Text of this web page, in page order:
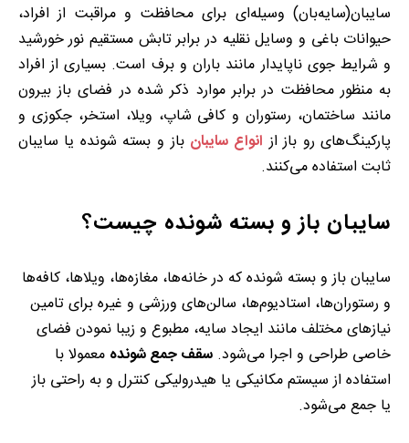
سایبان(سایه‌بان) وسیله‌ای برای محافظت و مراقبت از افراد،
حیوانات باغی و وسایل نقلیه در برابر تابش مستقیم نور خورشید
و شرایط جوی ناپایدار مانند باران و برف است. بسیاری از افراد
به منظور محافظت در برابر موارد ذکر شده در فضای باز بیرون
مانند ساختمان، رستوران و کافی شاپ، ویلا، استخر، جکوزی و
پارکینگ‌های رو باز از انواع سایبان باز و بسته شونده یا سایبان
ثابت استفاده می‌کنند.
سایبان باز و بسته شونده چیست؟
سایبان باز و بسته شونده که در خانه‌ها، مغازه‌ها، ویلاها، کافه‌ها
و رستوران‌ها، استادیوم‌ها، سالن‌های ورزشی و غیره برای تامین
نیازهای مختلف مانند ایجاد سایه، مطبوع و زیبا نمودن فضای
خاصی طراحی و اجرا می‌شود. سقف جمع شونده معمولا با
استفاده از سیستم مکانیکی یا هیدرولیکی کنترل و به راحتی باز
یا جمع می‌شود.